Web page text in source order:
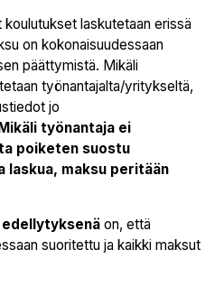
koulutukset laskutetaan erissä
on kokonaisuudessaan
päättymistä. Mikäli
työnantajalta/yritykseltä,
jo
Mikäli työnantaja ei
poiketen suostu
laskua, maksu peritään
on, että
suoritettu ja kaikki maksut